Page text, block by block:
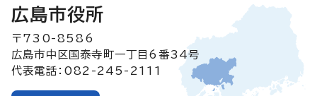
広島市役所
〒730-8586
広島市中区国泰寺町一丁目6番34号
代表電話：082-245-2111